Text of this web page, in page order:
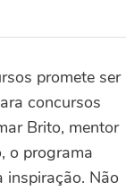
promete ser
concursos
Brito, mentor
o programa
inspiração. Não